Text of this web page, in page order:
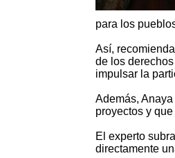
para los
Así,
de los
impulsar la
Además,
proyectos y
El experto
directamente